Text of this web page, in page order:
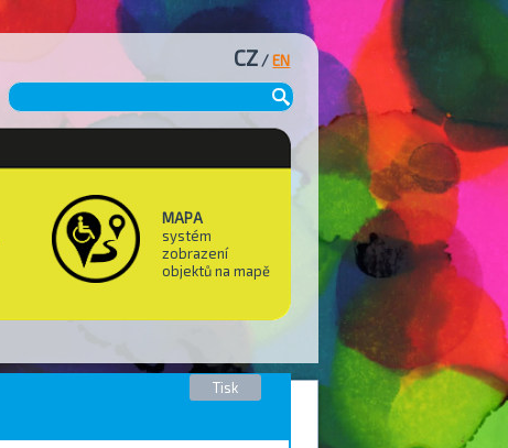
MAPA
systém
zobrazení
objektů na mapě
CZ /EN
Tisk